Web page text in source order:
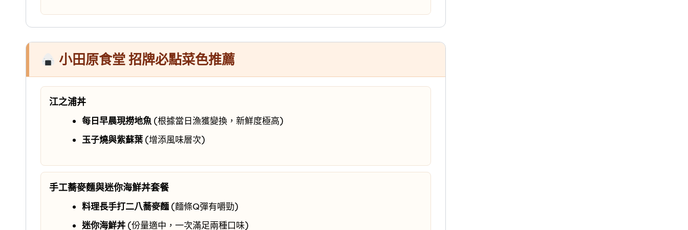
小田原食堂 招牌必點菜色推薦
江之浦丼
每日早晨現撈地魚 (根據當日漁獲變換，新鮮度極高)
玉子燒與紫蘇葉 (增添風味層次)
手工蕎麥麵與迷你海鮮丼套餐
料理長手打二八蕎麥麵 (麵條Q彈有嚼勁)
迷你海鮮丼 (份量適中，一次滿足兩種口味)